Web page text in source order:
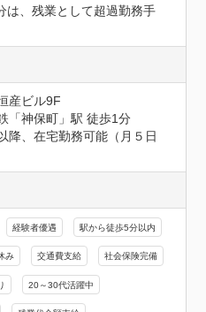
、残業として超過勤務手
産ビル9F
「神保町」駅 徒歩1分
降、在宅勤務可能（月５日
経験者優遇 駅から徒歩5分以内
み 交通費支給 社会保険完備
20～30代活躍中